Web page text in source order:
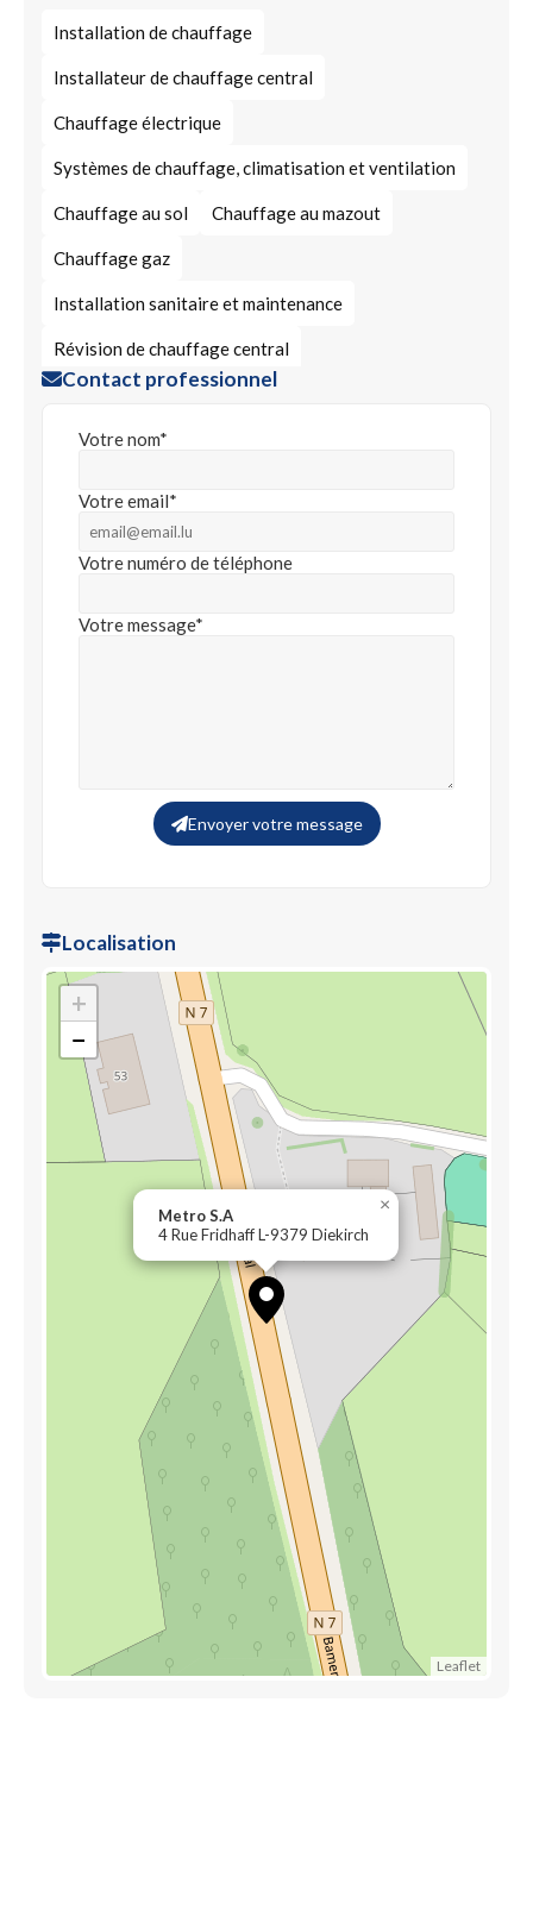
Installation de chauffage
Installateur de chauffage central
Chauffage électrique
Systèmes de chauffage, climatisation et ventilation
Chauffage au sol Chauffage au mazout
Chauffage gaz
Installation sanitaire et maintenance
Révision de chauffage central
Contact professionnel
Votre nom*
Votre email*
Votre numéro de téléphone
Votre message*
Envoyer votre message
Localisation
Metro S.A
4 Rue Fridhaff L-9379 Diekirch
×
+
−
Leaflet